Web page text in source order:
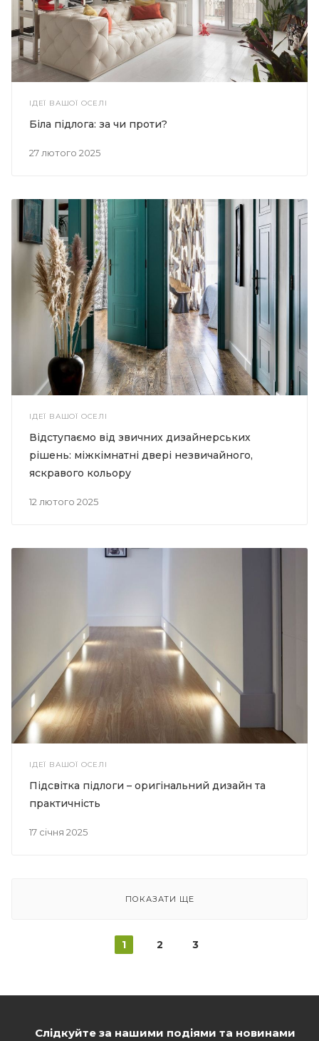
ІДЕЇ ВАШОЇ ОСЕЛІ
27 лютого 2025
Біла підлога: за чи проти?
ІДЕЇ ВАШОЇ ОСЕЛІ
12 лютого 2025
Відступаємо від звичних дизайнерських
рішень: міжкімнатні двері незвичайного,
яскравого кольору
ІДЕЇ ВАШОЇ ОСЕЛІ
17 січня 2025
Підсвітка підлоги – оригінальний дизайн та
практичність
ПОКАЗАТИ ЩЕ
1 2 3
Слідкуйте за нашими подіями та новинами